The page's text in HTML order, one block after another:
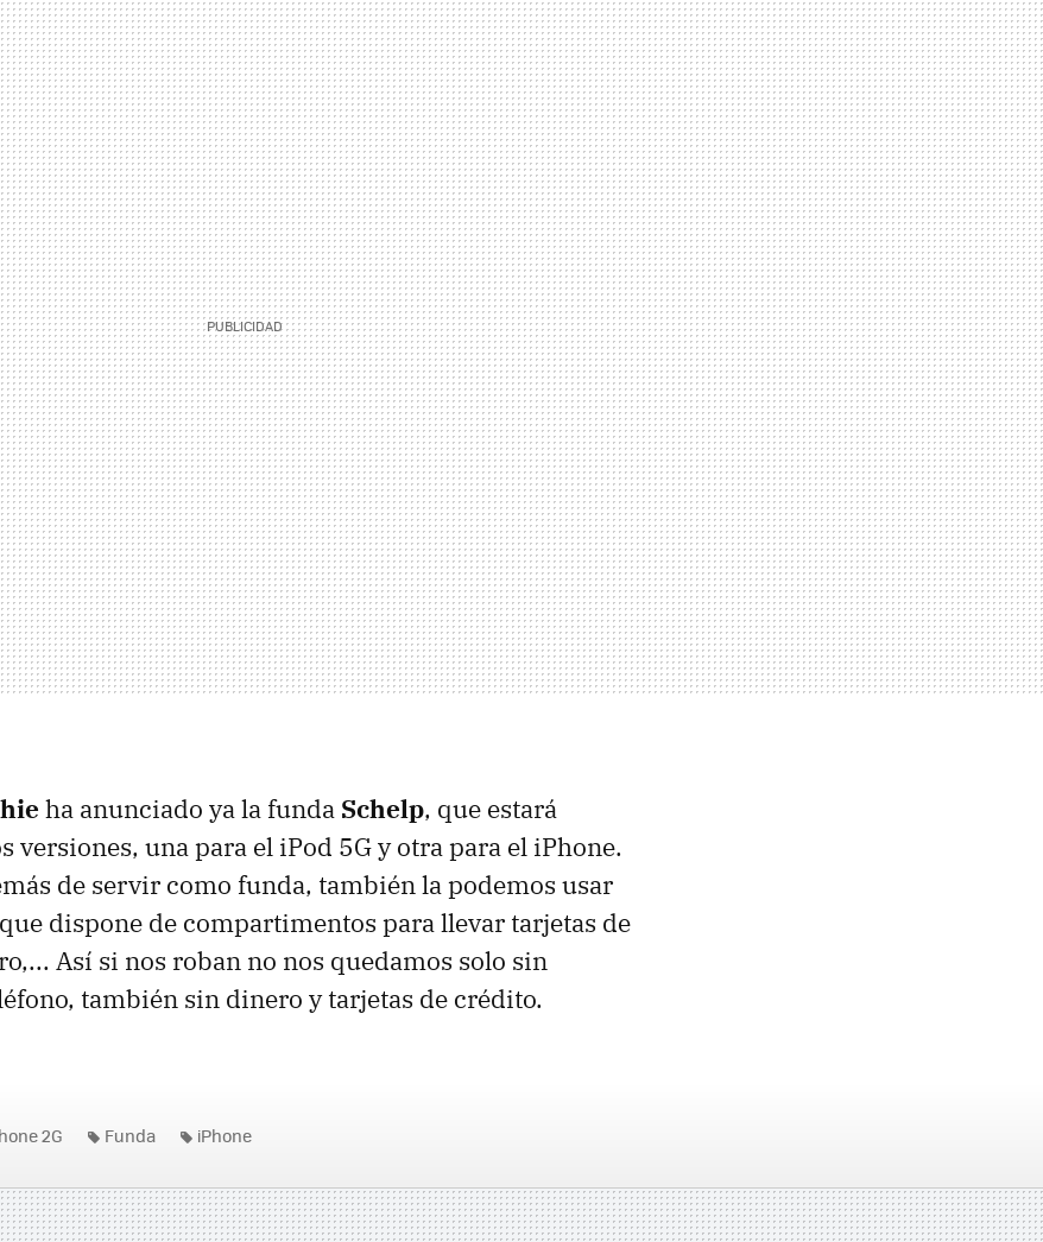
ha anunciado ya la funda Schelp, que estará
versiones, una para el iPod 5G y otra para el iPhone.
de servir como funda, también la podemos usar
dispone de compartimentos para llevar tarjetas de
Así si nos roban no nos quedamos solo sin
también sin dinero y tarjetas de crédito.
2G Funda iPhone